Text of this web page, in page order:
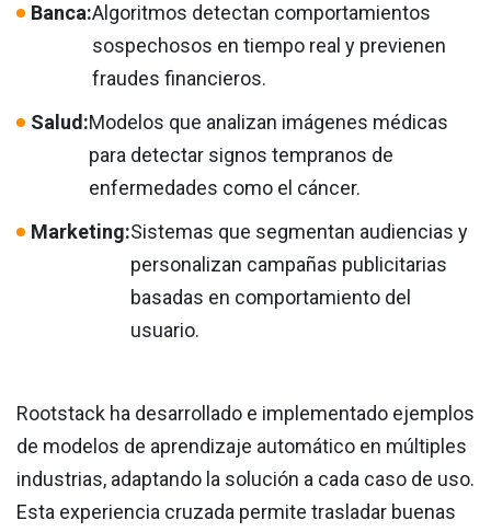
Banca:Algoritmos detectan comportamientos
sospechosos en tiempo real y previenen
fraudes financieros.
Salud:Modelos que analizan imágenes médicas
para detectar signos tempranos de
enfermedades como el cáncer.
Marketing:Sistemas que segmentan audiencias y
personalizan campañas publicitarias
basadas en comportamiento del
usuario.
Rootstack ha desarrollado e implementado ejemplos
de modelos de aprendizaje automático en múltiples
industrias, adaptando la solución a cada caso de uso.
Esta experiencia cruzada permite trasladar buenas